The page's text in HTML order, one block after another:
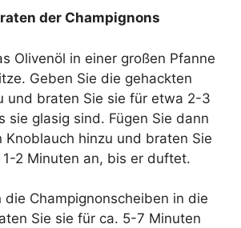
der Champignons
Olivenöl in einer großen Pfanne
Geben Sie die gehackten
und braten Sie sie für etwa 2-3
sie glasig sind. Fügen Sie dann
Knoblauch hinzu und braten Sie
2 Minuten an, bis er duftet.
die Champignonscheiben in die
Sie sie für ca. 5-7 Minuten